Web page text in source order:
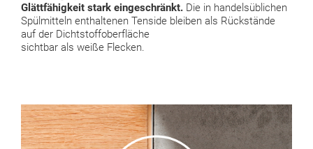
Glättfähigkeit stark eingeschränkt. Die in handelsüblichen
Spülmitteln enthaltenen Tenside bleiben als Rückstände
auf der Dichtstoffoberfläche
sichtbar als weiße Flecken.